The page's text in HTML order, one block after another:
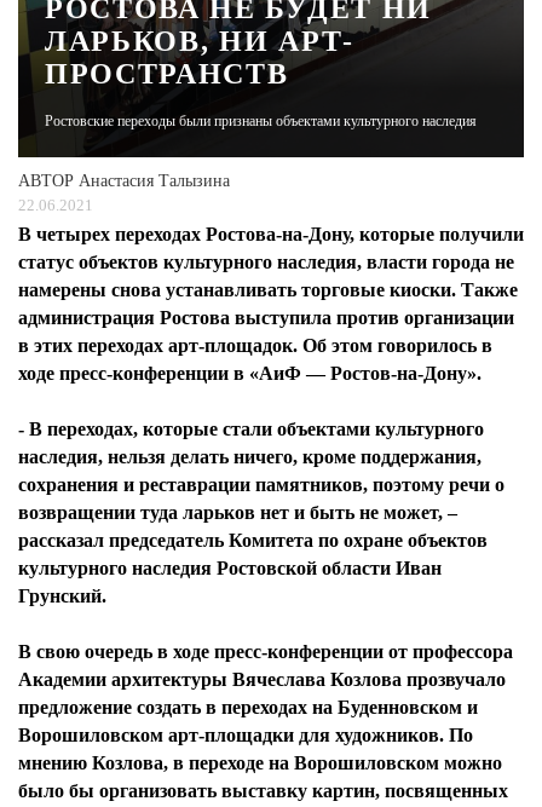
ЖУРНАЛ
РОСТОВА НЕ БУДЕТ НИ
ЛАРЬКОВ, НИ АРТ-
ПРОСТРАНСТВ
Ростовские переходы были признаны объектами культурного наследия
АВТОР Анастасия Талызина
22.06.2021
В четырех переходах Ростова-на-Дону, которые получили
статус объектов культурного наследия, власти города не
намерены снова устанавливать торговые киоски. Также
администрация Ростова выступила против организации
в этих переходах арт-площадок. Об этом говорилось в
ходе пресс-конференции в «АиФ — Ростов-на-Дону».
- В переходах, которые стали объектами культурного
наследия, нельзя делать ничего, кроме поддержания,
сохранения и реставрации памятников, поэтому речи о
возвращении туда ларьков нет и быть не может, –
рассказал председатель Комитета по охране объектов
культурного наследия Ростовской области Иван
Грунский.
В свою очередь в ходе пресс-конференции от профессора
Академии архитектуры Вячеслава Козлова прозвучало
предложение создать в переходах на Буденновском и
Ворошиловском арт-площадки для художников. По
мнению Козлова, в переходе на Ворошиловском можно
было бы организовать выставку картин, посвященных